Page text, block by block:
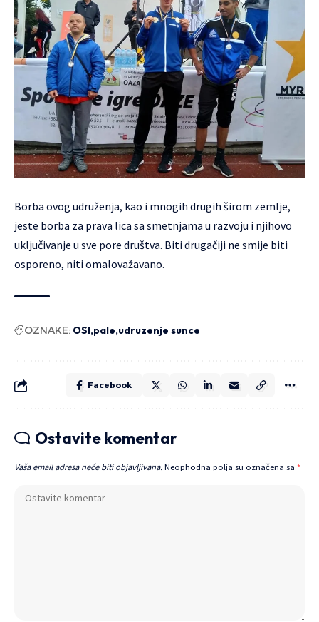
Borba ovog udruženja, kao i mnogih drugih širom zemlje,
jeste borba za prava lica sa smetnjama u razvoju i njihovo
uključivanje u sve pore društva. Biti drugačiji ne smije biti
osporeno, niti omalovažavano.
OZNAKE: OSI pale udruzenje sunce
Facebook
Ostavite komentar
Vaša email adresa neće biti objavljivana. Neophodna polja su označena sa *